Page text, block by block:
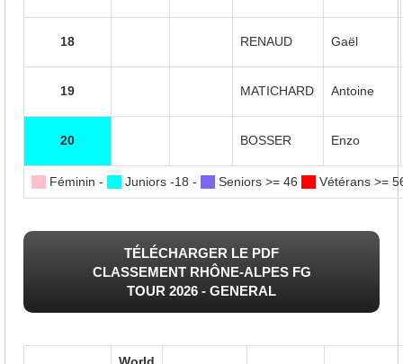
18 RENAUD Gaël
19 MATICHARD Antoine
20 BOSSER Enzo
Féminin - Juniors -18 - Seniors >= 46 Vétérans >=
TÉLÉCHARGER LE PDF
CLASSEMENT RHÔNE-ALPES FG
TOUR 2026 - GENERAL
World